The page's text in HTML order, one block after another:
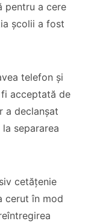
pentru a cere
școlii a fost
telefon și
acceptată de
a declanșat
separarea
cetățenie
cerut în mod